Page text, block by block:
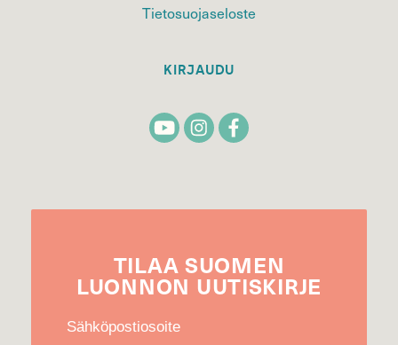
Tietosuojaseloste
KIRJAUDU
TILAA SUOMEN
LUONNON UUTIS­KIRJE
Sähköpostiosoite